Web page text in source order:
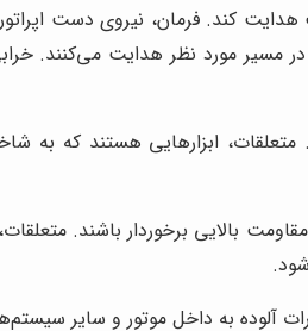
کند. فرمان، نیروی دست
مسیر مورد نظر هدایت می‌کنند.
ابزارهایی هستند که به
بالایی برخوردار باشند.
آلوده به داخل موتور و سایر